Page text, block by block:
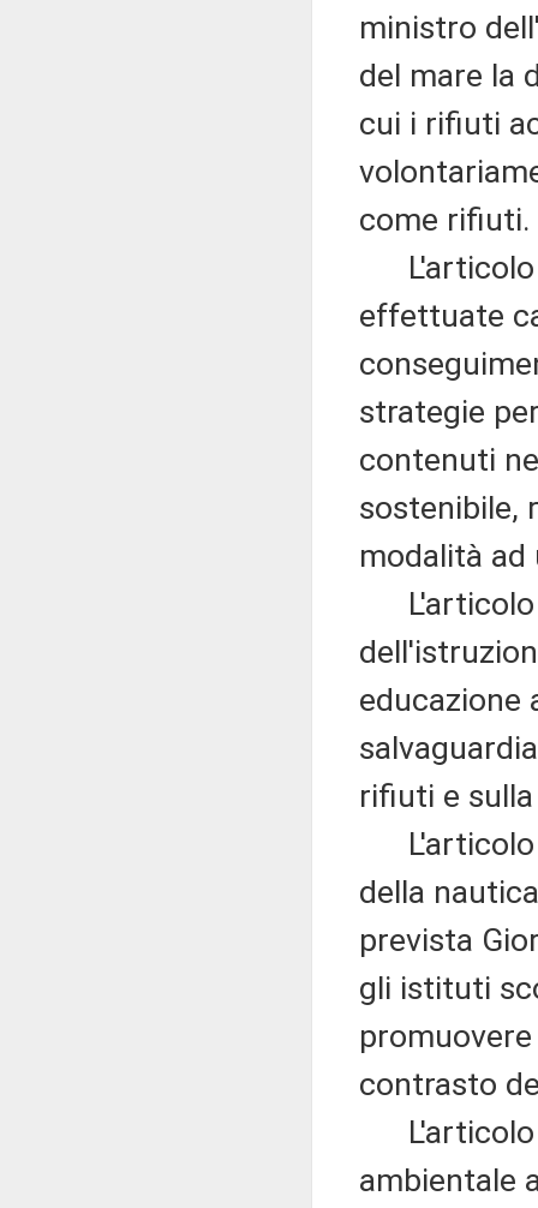
ministro
del mare la
cui i rifiuti
come rifiuti.
L'articolo
effettuate
strategie
contenuti
sostenibile,
modalità
L'articolo
educazione
rifiuti e
L'articolo
della
prevista
gli istituti
contrasto
L'articolo
ambientale